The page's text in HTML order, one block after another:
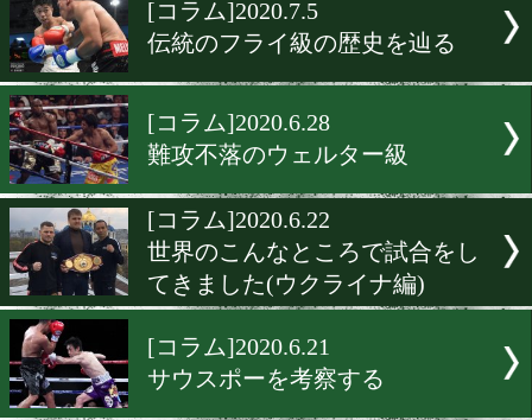
編)
世界のこんなところで試合
てきました(中国・欽州市
[コラム]2020.7.6
世界のこんなところで試合
ました(シンガポール編)
[コラム]2020.7.5
伝統のフライ級の歴史を辿